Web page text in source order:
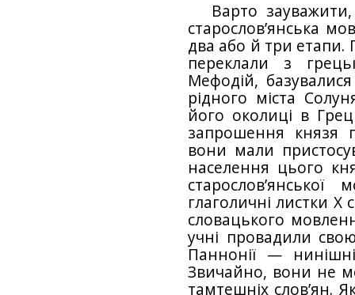
Варто
старослов’янська
два або й три етапи.
переклали з
Мефодій,
рідного міста
його околиці в
запрошення князя
вони мали
населення цього
глаголичні листки X
словацького
учні провадили
Паннонії —
Звичайно, вони не
тамтешніх слов’ян.